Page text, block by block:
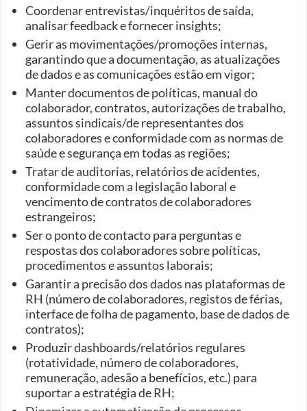
Coordenar entrevistas/inquéritos de saída,
analisar feedback e fornecer insights;
Gerir as movimentações/promoções internas,
garantindo que a documentação, as atualizações
de dados e as comunicações estão em vigor;
Manter documentos de políticas, manual do
colaborador, contratos, autorizações de trabalho,
assuntos sindicais/de representantes dos
colaboradores e conformidade com as normas de
saúde e segurança em todas as regiões;
Tratar de auditorias, relatórios de acidentes,
conformidade com a legislação laboral e
vencimento de contratos de colaboradores
estrangeiros;
Ser o ponto de contacto para perguntas e
respostas dos colaboradores sobre políticas,
procedimentos e assuntos laborais;
Garantir a precisão dos dados nas plataformas de
RH (número de colaboradores, registos de férias,
interface de folha de pagamento, base de dados de
contratos);
Produzir dashboards/relatórios regulares
(rotatividade, número de colaboradores,
remuneração, adesão a benefícios, etc.) para
suportar a estratégia de RH;